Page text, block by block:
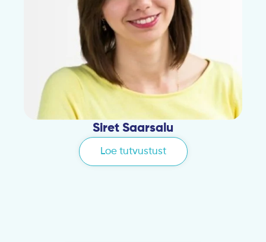
Siret Saarsalu
Loe tutvustust